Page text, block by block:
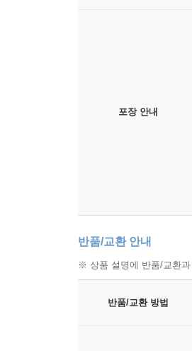
포장 안내
반품/교환 안내
※ 상품 설명에 반품/교환
반품/교환 방법